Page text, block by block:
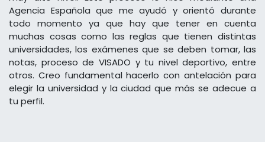
Agencia Española que me ayudó y orientó durante
todo momento ya que hay que tener en cuenta
muchas cosas como las reglas que tienen distintas
universidades, los exámenes que se deben tomar, las
notas, proceso de VISADO y tu nivel deportivo, entre
otros. Creo fundamental hacerlo con antelación para
elegir la universidad y la ciudad que más se adecue a
tu perfil.